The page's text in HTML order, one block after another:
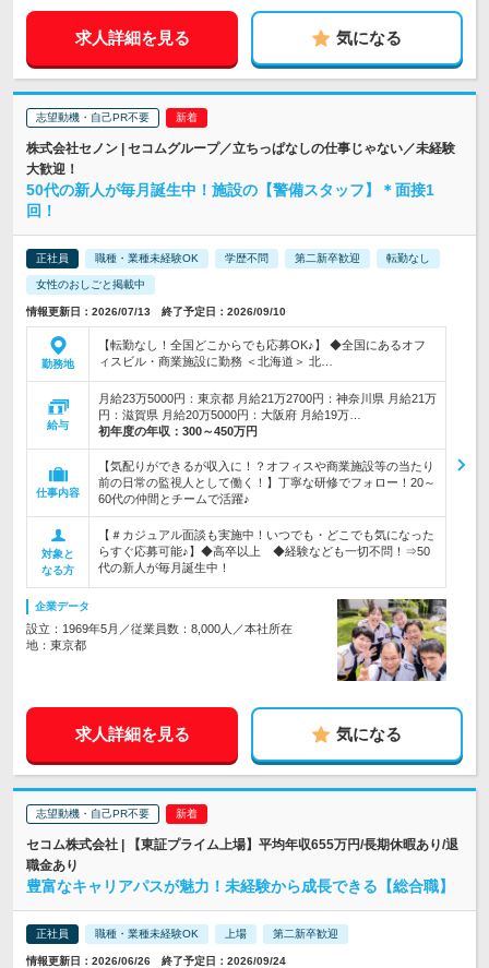
求人詳細を見る 気になる
志望動機・自己PR不要
株式会社セノン | セコムグループ／立ちっぱなしの仕事じゃない／未経験
大歓迎！
50代の新人が毎月誕生中！施設の【警備スタッフ】＊面接1
回！
正社員 職種・業種未経験OK 学歴不問 第二新卒歓迎 転勤なし
女性のおしごと掲載中
情報更新日：2026/07/13 終了予定日：2026/09/10
勤務地
【転勤なし！全国どこからでも応募OK♪】 ◆全国にあるオフ
ィスビル・商業施設に勤務 ＜北海道＞ 北…
給与
月給23万5000円：東京都 月給21万2700円：神奈川県 月給21万
円：滋賀県 月給20万5000円：大阪府 月給19万…
初年度の年収： 300～450万円
仕事内容
【気配りができるが収入に！？オフィスや商業施設等の当たり
前の日常の監視人として働く！】丁寧な研修でフォロー！20～
60代の仲間とチームで活躍♪
対象と
なる方
【＃カジュアル面談も実施中！いつでも・どこでも気になった
らすぐ応募可能♪】◆高卒以上 ◆経験なども一切不問！⇒50
代の新人が毎月誕生中！
企業データ
設立：1969年5月／従業員数：8,000人／本社所在
地：東京都
求人詳細を見る 気になる
志望動機・自己PR不要
セコム株式会社 | 【東証プライム上場】平均年収655万円/長期休暇あり/退
職金あり
豊富なキャリアパスが魅力！未経験から成長できる【総合職】
正社員 職種・業種未経験OK 上場 第二新卒歓迎
情報更新日：2026/06/26 終了予定日：2026/09/24